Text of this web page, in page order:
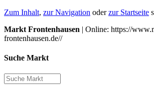
Zum Inhalt, zur Navigation oderzur Startseite
Markt Frontenhausen | Online: https://
frontenhausen.de//
Suche Markt